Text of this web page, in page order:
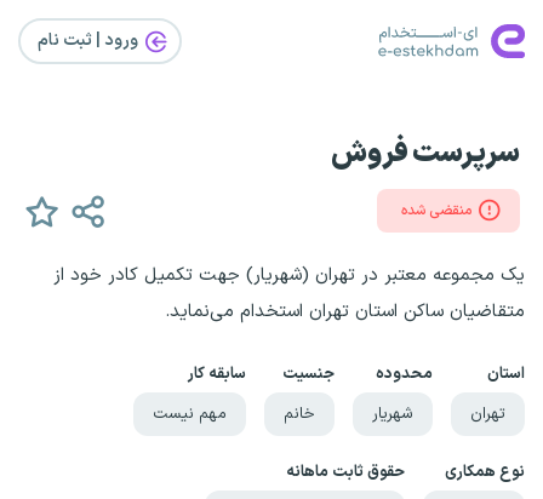
ورود | ثبت‌ نام
سرپرست فروش
منقضی شده
یک مجموعه معتبر در تهران (شهریار) جهت تکمیل کادر خود از
متقاضیان ساکن استان‌ تهران استخدام می‌نماید.
استان
تهران
محدوده
شهریار
جنسیت
خانم
سابقه کار
مهم نیست
نوع همکاری
حقوق ثابت ماهانه